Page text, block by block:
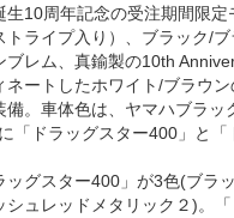
生10周年記念の受注期間限
トライプ入り）、ブラック/
ブレム、真鍮製の10th
ネートしたホワイト/ブラウ
。車体色は、ヤマハブラッ
に「ドラッグスター400」と
グスター400」が3色(ブラ
シュレッドメタリック２)。